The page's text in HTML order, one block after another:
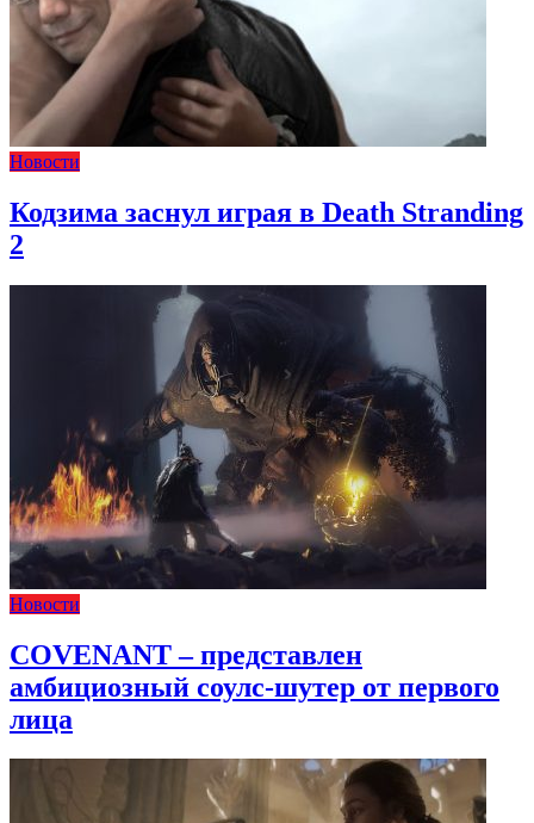
Новости
Кодзима заснул играя в Death Stranding
2
Новости
COVENANT – представлен
амбициозный соулс-шутер от первого
лица